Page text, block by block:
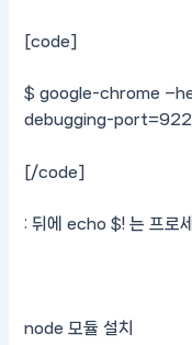
[code]
$ google-chrome
debugging-
[/code]
: 뒤에 echo $! 는 프로
node 모듈 설치